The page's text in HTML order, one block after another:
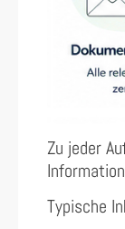
Zu jeder
Typische